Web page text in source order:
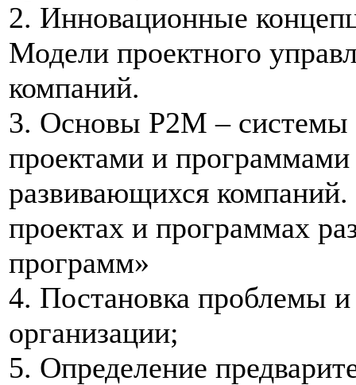
2. Инновационные
Модели проектного
компаний.
3. Основы Р2М – системы
проектами и
развивающихся
проектах и программах
программ»
4. Постановка проблемы и
организации;
5. Определение